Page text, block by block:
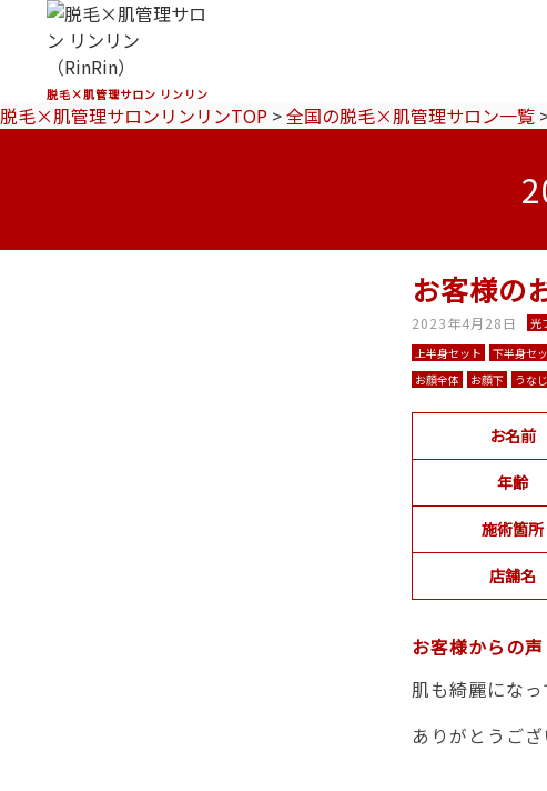
脱毛×肌管理サロン リンリン
脱毛×肌管理サロンリンリンTOP >全国の脱毛×肌管理サロン一覧
お客様の
2023年4月28日 光
上半身セット
下半身セ
お顔全体
お顔下 うなじ
お名前
年齢
施術箇所
店舗名
お客様からの声
肌も綺麗にな
ありがとうご